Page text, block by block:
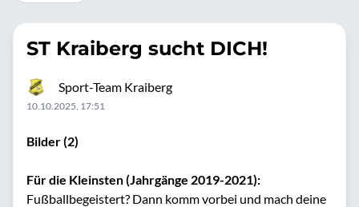
ST Kraiberg sucht DICH!
Sport-Team Kraiberg
10.10.2025, 17:51
Bilder (2)
Für die Kleinsten (Jahrgänge 2019-2021):
Fußballbegeistert? Dann komm vorbei und mach deine